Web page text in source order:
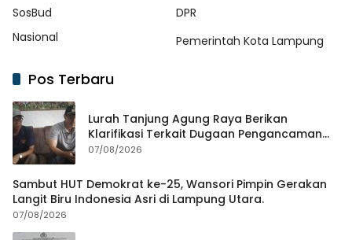
SosBud
DPR
Nasional
Pemerintah Kota Lampung
Pos Terbaru
Lurah Tanjung Agung Raya Berikan
Klarifikasi Terkait Dugaan Pengancaman
Antar Warga Yang Berujung Laporan ke
07/08/2026
Sambut HUT Demokrat ke-25, Wansori Pimpin Gerakan
Langit Biru Indonesia Asri di Lampung Utara.
07/08/2026